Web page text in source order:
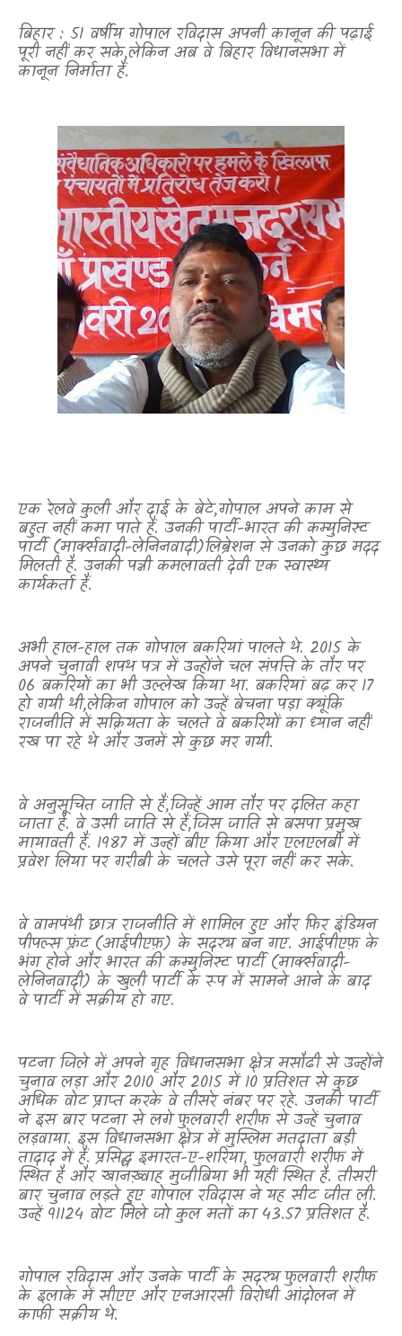
बिहार : 51 वर्षीय गोपाल रविदास अपनी कानून की पढ़ाई
पूरी नहीं कर सके,लेकिन अब वे बिहार विधानसभा में
कानून निर्माता हैं.
एक रेलवे कुली और दाई के बेटे,गोपाल अपने काम से
बहुत नहीं कमा पाते हैं. उनकी पार्टी-भारत की कम्युनिस्ट
पार्टी (मार्क्सवादी-लेनिनवादी)लिब्रेशन से उनको कुछ मदद
मिलती है. उनकी पत्नी कमलावती देवी एक स्वास्थ्य
कार्यकर्ता हैं.
अभी हाल-हाल तक गोपाल बकरियां पालते थे. 2015 के
अपने चुनावी शपथ पत्र में उन्होंने चल संपत्ति के तौर पर
06 बकरियों का भी उल्लेख किया था. बकरियां बढ़ कर 17
हो गयी थी,लेकिन गोपाल को उन्हें बेचना पड़ा क्यूंकि
राजनीति में सक्रियता के चलते वे बकरियों का ध्यान नहीं
रख पा रहे थे और उनमें से कुछ मर गयी.
वे अनुसूचित जाति से हैं,जिन्हें आम तौर पर दलित कहा
जाता है. वे उसी जाति से हैं,जिस जाति से बसपा प्रमुख
मायावती हैं. 1987 में उन्हों बीए किया और एलएलबी में
प्रवेश लिया पर गरीबी के चलते उसे पूरा नहीं कर सके.
वे वामपंथी छात्र राजनीति में शामिल हुए और फिर इंडियन
पीपल्स फ्रंट (आईपीएफ़) के सदस्य बन गए. आईपीएफ़ के
भंग होने और भारत की कम्युनिस्ट पार्टी (मार्क्सवादी-
लेनिनवादी) के खुली पार्टी के रूप में सामने आने के बाद
वे पार्टी में सक्रीय हो गए.
पटना जिले में अपने गृह विधानसभा क्षेत्र मसौढी से उन्होंने
चुनाव लड़ा और 2010 और 2015 में 10 प्रतिशत से कुछ
अधिक वोट प्राप्त करके वे तीसरे नंबर पर रहे. उनकी पार्टी
ने इस बार पटना से लगे फुलवारी शरीफ से उन्हें चुनाव
लड़वाया. इस विधानसभा क्षेत्र में मुस्लिम मतदाता बड़ी
तादाद में हैं. प्रसिद्ध इमारत-ए-शरिया, फुलवारी शरीफ में
स्थित है और खानख़्वाह मुजीबिया भी यहीं स्थित है. तीसरी
बार चुनाव लड़ते हुए गोपाल रविदास ने यह सीट जीत ली.
उन्हें 91124 वोट मिले जो कुल मतों का 43.57 प्रतिशत है.
गोपाल रविदास और उनके पार्टी के सदस्य फुलवारी शरीफ
के इलाके में सीएए और एनआरसी विरोधी आंदोलन में
काफी सक्रीय थे.